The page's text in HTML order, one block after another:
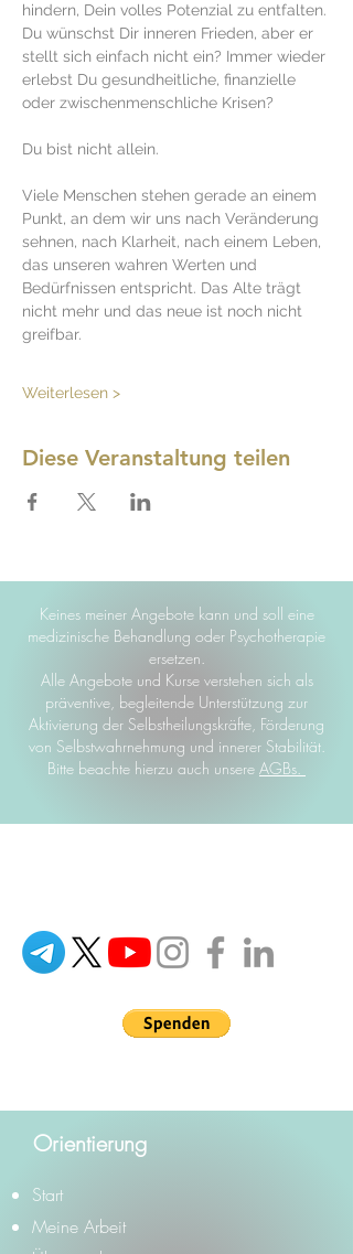
hindern, Dein volles Potenzial zu entfalten.
Du wünschst Dir inneren Frieden, aber er
stellt sich einfach nicht ein? Immer wieder
erlebst Du gesundheitliche, finanzielle
oder zwischenmenschliche Krisen?
Du bist nicht allein.
Viele Menschen stehen gerade an einem
Punkt, an dem wir uns nach Veränderung
sehnen, nach Klarheit, nach einem Leben,
das unseren wahren Werten und
Bedürfnissen entspricht. Das Alte trägt
nicht mehr und das neue ist noch nicht
greifbar.
Weiterlesen >
Diese Veranstaltung teilen
Keines meiner Angebote kann und soll eine
medizinische Behandlung oder Psychotherapie
ersetzen.
Alle Angebote und Kurse verstehen sich als
präventive, begleitende Unterstützung zur
Aktivierung der Selbstheilungskräfte, Förderung
von Selbstwahrnehmung und innerer Stabilität.
Bitte beachte hierzu auch unsere AGBs.
Orientierung
Start
Meine Arbeit